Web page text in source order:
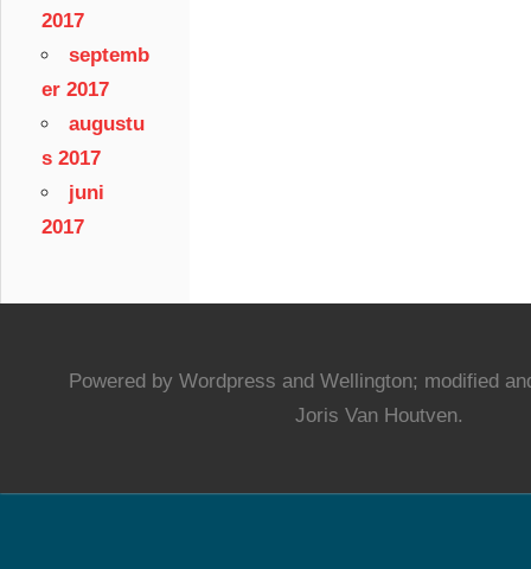
2017
septemb
er 2017
augustu
s 2017
juni
2017
Powered by Wordpress and Wellington; modified
Joris Van Houtven.